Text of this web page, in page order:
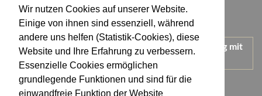
Wir nutzen Cookies auf unserer Website.
Einige von ihnen sind essenziell, während
andere uns helfen (Statistik-Cookies), diese
Website und Ihre Erfahrung zu verbessern.
Essenzielle Cookies ermöglichen
grundlegende Funktionen und sind für die
einwandfreie Funktion der Website
Impressum
Wir treten für einen verantwortungsvollen Umgang mit
Alkohol ein.
KONTAKT